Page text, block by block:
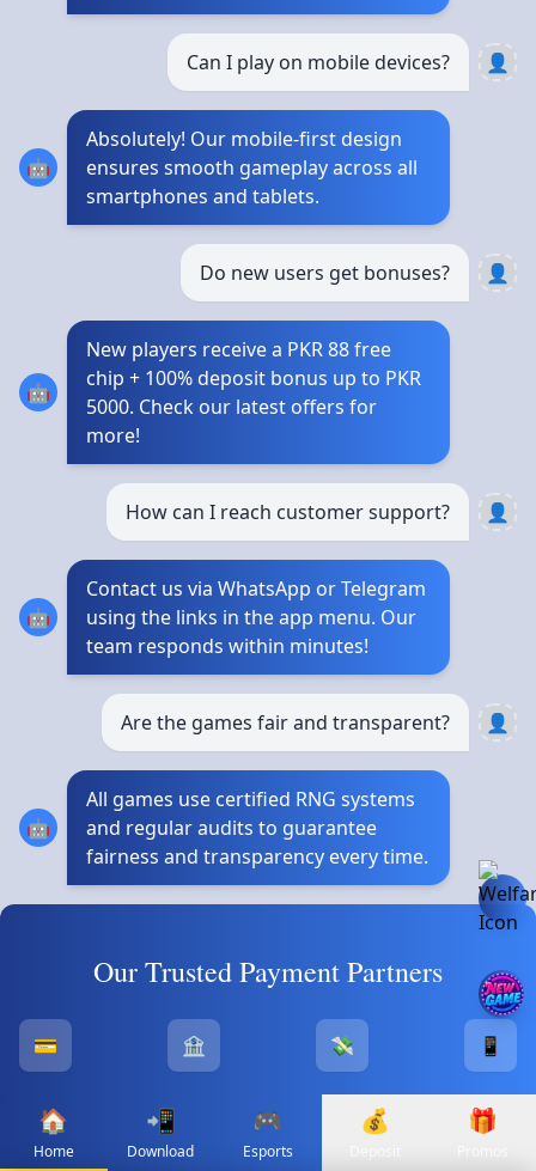
Can I play on mobile devices? 👤
🤖
Absolutely! Our mobile-first design
ensures smooth gameplay across all
smartphones and tablets.
Do new users get bonuses? 👤
🤖
New players receive a PKR 88 free
chip + 100% deposit bonus up to PKR
5000. Check our latest offers for
more!
How can I reach customer support? 👤
🤖
Contact us via WhatsApp or Telegram
using the links in the app menu. Our
team responds within minutes!
Are the games fair and transparent? 👤
🤖
All games use certified RNG systems
and regular audits to guarantee
fairness and transparency every time.
Our Trusted Payment Partners
💳 🏦 💸 📱
© 2025 92 Glory
🏠
Home
📲
Download
🎮
Esports
💰 🎁